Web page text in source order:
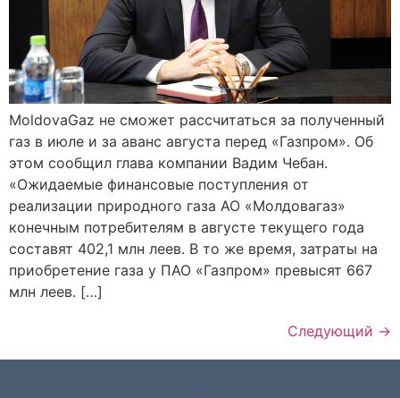
MoldovaGaz не сможет рассчитаться за полученный
газ в июле и за аванс августа перед «Газпром». Об
этом сообщил глава компании Вадим Чебан.
«Ожидаемые финансовые поступления от
реализации природного газа АО «Молдовагаз»
конечным потребителям в августе текущего года
составят 402,1 млн леев. В то же время, затраты на
приобретение газа у ПАО «Газпром» превысят 667
млн леев. […]
Следующий →